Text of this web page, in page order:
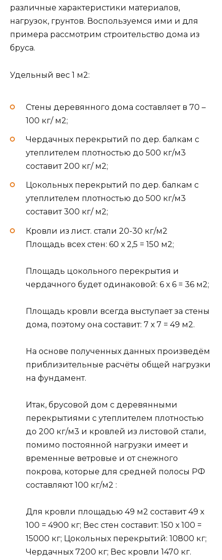
различные характеристики материалов,
нагрузок, грунтов. Воспользуемся ими и для
примера рассмотрим строительство дома из
бруса.
Удельный вес 1 м2:
Стены деревянного дома составляет в 70 –
100 кг/ м2;
Чердачных перекрытий по дер. балкам с
утеплителем плотностью до 500 кг/м3
составит 200 кг/ м2;
Цокольных перекрытий по дер. балкам с
утеплителем плотностью до 500 кг/м3
составит 300 кг/ м2;
Кровли из лист. стали 20-30 кг/м2
Площадь всех стен: 60 х 2,5 = 150 м2;
Площадь цокольного перекрытия и
чердачного будет одинаковой: 6 х 6 = 36 м2;
Площадь кровли всегда выступает за стены
дома, поэтому она составит: 7 х 7 = 49 м2.
На основе полученных данных произведём
приблизительные расчёты общей нагрузки
на фундамент.
Итак, брусовой дом с деревянными
перекрытиями с утеплителем плотностью
до 200 кг/м3 и кровлей из листовой стали,
помимо постоянной нагрузки имеет и
временные ветровые и от снежного
покрова, которые для средней полосы РФ
составляют 100 кг/м2 :
Для кровли площадью 49 м2 составит 49 х
100 = 4900 кг; Вес стен составит: 150 х 100 =
15000 кг; Цокольных перекрытий: 10800 кг;
Чердачных 7200 кг; Вес кровли 1470 кг.